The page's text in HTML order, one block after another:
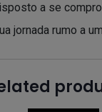
a se
jornada rumo a